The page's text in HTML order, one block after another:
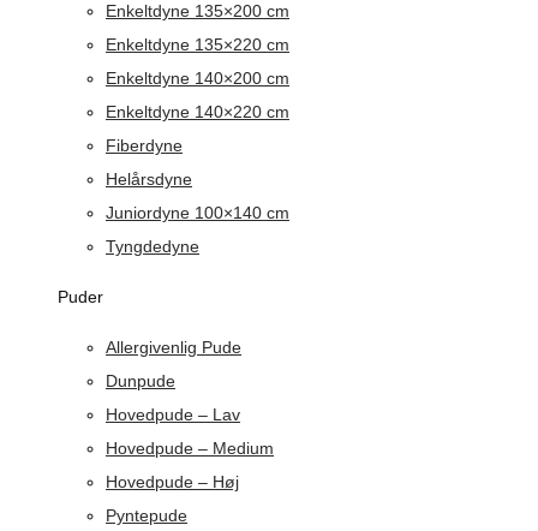
Enkeltdyne 135×200 cm
Enkeltdyne 135×220 cm
Enkeltdyne 140×200 cm
Enkeltdyne 140×220 cm
Fiberdyne
Helårsdyne
Juniordyne 100×140 cm
Tyngdedyne
Puder
Allergivenlig Pude
Dunpude
Hovedpude – Lav
Hovedpude – Medium
Hovedpude – Høj
Pyntepude